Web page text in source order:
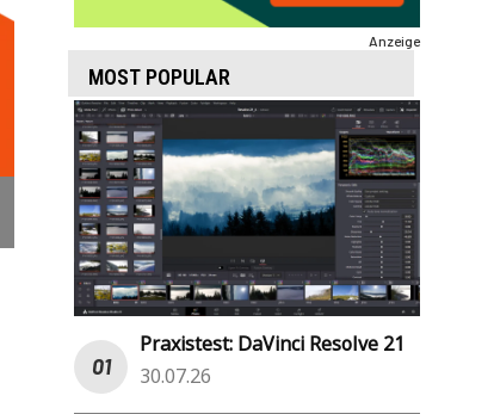
Anzeige
MOST POPULAR
Praxistest: DaVinci Resolve 21
30.07.26